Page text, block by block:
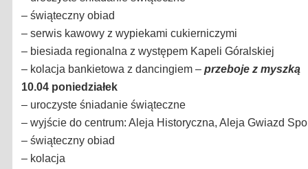
– świąteczny obiad
– serwis kawowy z wypiekami cukierniczymi
– biesiada regionalna z występem Kapeli Góralskiej
– kolacja bankietowa z dancingiem –przeboje z myszką
10.04 poniedziałek
– uroczyste śniadanie świąteczne
– wyjście do centrum: Aleja Historyczna, Aleja Gwiazd
– świąteczny obiad
– kolacja